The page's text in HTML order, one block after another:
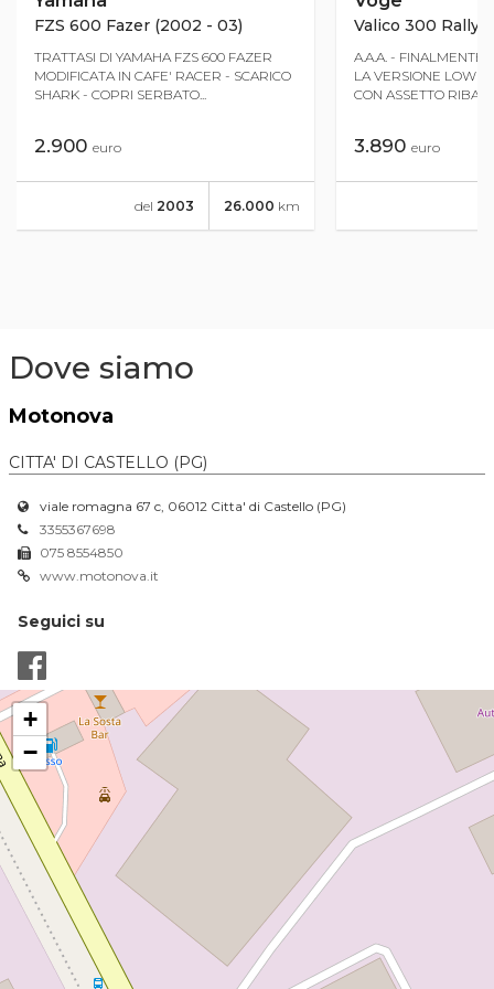
FZS 600 Fazer (2002 - 03)
TRATTASI DI YAMAHA FZS 600 FAZER
MODIFICATA IN CAFE' RACER - SCARICO
SHARK - COPRI SERBATO...
2.900 euro
26.000 km
del 2003
Valico 300 Rally
A.A.A. - FINALMENTE
LA VERSIONE
CON ASSETTO
3.890 euro
Dove siamo
Motonova
CITTA' DI CASTELLO (PG)
viale romagna 67 c, 06012 Citta' di Castello (PG)
3355367698
075 8554850
www.motonova.it
Seguici su
+
−